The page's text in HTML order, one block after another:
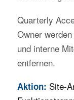
Quarterly
Owner
und interne
entfernen.
Aktion: Site-